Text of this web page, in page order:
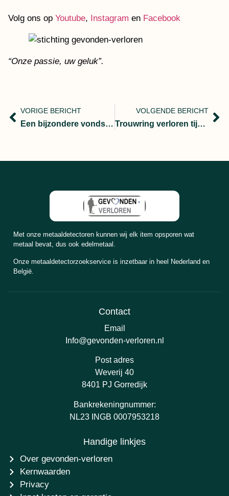
Volg ons op Youtube, Instagram en Facebook
“Onze passie, uw geluk”.
VORIGE BERICHT
Een bijzondere vondst door Patrick en Stefan
VOLGENDE BERICHT
Trouwring verloren tijdens het voeren van de eenden
Met onze metaaldetectoren kunnen wij elk item opsporen wat
metaal bevat, dus ook edelmetaal.
Onze metaaldetectorzoekservice is inzetbaar in heel Nederland en
België.
Contact
Email
Info@gevonden-verloren.nl
Post adres
Weverij 40
8401 PJ Gorredijk
Bankrekeningnummer:
NL23 INGB 0007953218
Handige linkjes
Over gevonden-verloren
Kernwaarden
Privacy